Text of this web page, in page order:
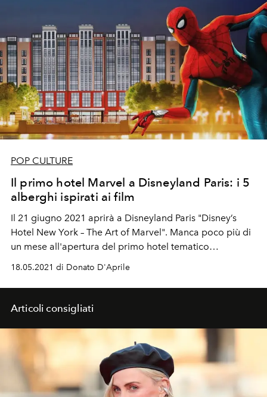
POP CULTURE
Il primo hotel Marvel a Disneyland Paris: i 5
alberghi ispirati ai film
Il 21 giugno 2021 aprirà a Disneyland Paris "Disney’s
Hotel New York – The Art of Marvel". Manca poco più di
un mese all'apertura del primo hotel tematico
Marvel Comics. Quali sono i 5 alberghi più famosi
ispirati ai film enon solo?
18.05.2021 di Donato D'Aprile
Articoli consigliati